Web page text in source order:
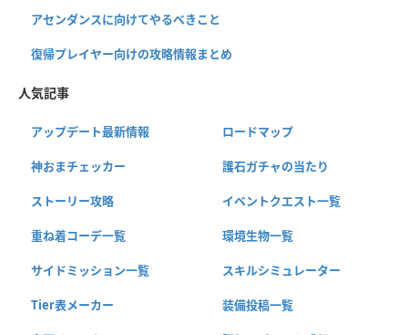
アセンダンスに向けてやるべきこと
復帰プレイヤー向けの攻略情報まとめ
人気記事
アップデート最新情報 ロードマップ
神おまチェッカー 護石ガチャの当たり
ストーリー攻略 イベントクエスト一覧
重ね着コーデ一覧 環境生物一覧
サイドミッション一覧 スキルシミュレーター
Tier表メーカー 装備投稿一覧